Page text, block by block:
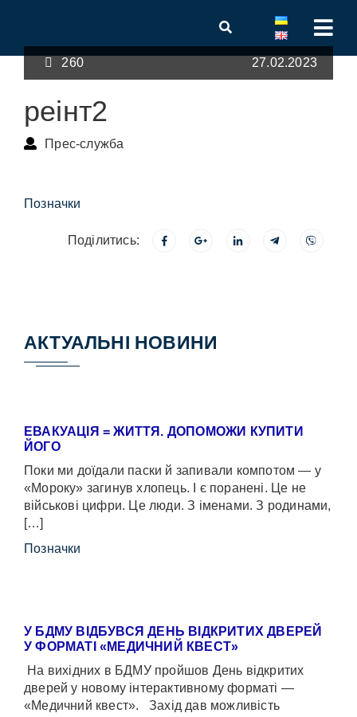
260 27.02.2023
реінт2
Прес-служба
Позначки
Поділитись:
АКТУАЛЬНІ НОВИНИ
ЕВАКУАЦІЯ = ЖИТТЯ. ДОПОМОЖИ КУПИТИ
ЙОГО
Поки ми доїдали паски й запивали компотом — у
«Мороку» загинув хлопець. І є поранені. Це не
військові цифри. Це люди. З іменами. З родинами,
[…]
Позначки
У БДМУ ВІДБУВСЯ ДЕНЬ ВІДКРИТИХ ДВЕРЕЙ
У ФОРМАТІ «МЕДИЧНИЙ КВЕСТ»
На вихідних в БДМУ пройшов День відкритих
дверей у новому інтерактивному форматі —
«Медичний квест». Захід дав можливість